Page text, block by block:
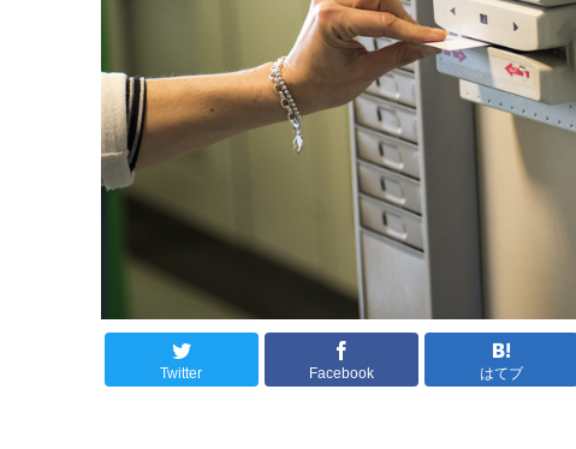
Twitter Facebook はてブ